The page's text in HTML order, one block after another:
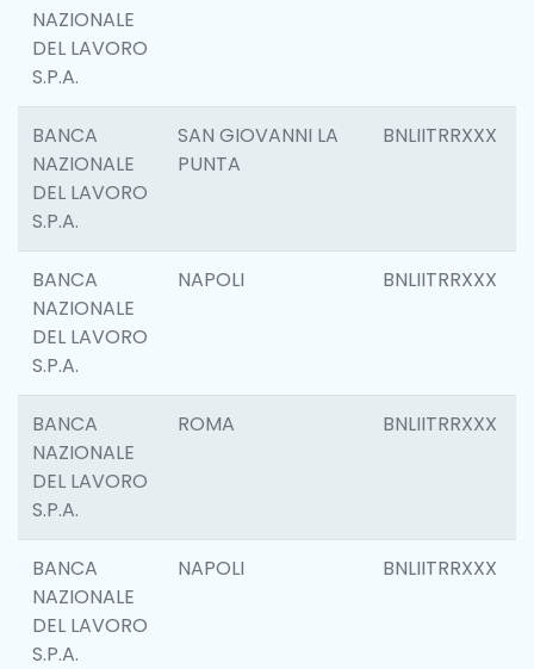
NAZIONALE
DEL LAVORO
S.P.A.
BANCA
NAZIONALE
DEL LAVORO
S.P.A.
SAN GIOVANNI LA
PUNTA
BNLIITRRXXX
BANCA
NAZIONALE
DEL LAVORO
S.P.A.
NAPOLI BNLIITRRXXX
BANCA
NAZIONALE
DEL LAVORO
S.P.A.
ROMA BNLIITRRXXX
BANCA
NAZIONALE
DEL LAVORO
S.P.A.
NAPOLI BNLIITRRXXX